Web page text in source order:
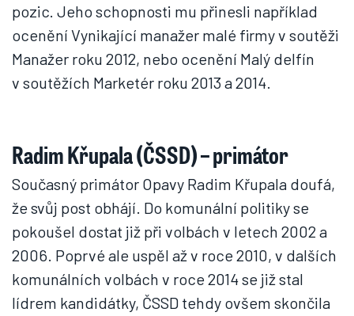
pozic. Jeho schopnosti mu přinesli například
ocenění Vynikající manažer malé firmy v soutěži
Manažer roku 2012, nebo ocenění Malý delfín
v soutěžích Marketér roku 2013 a 2014.
Radim Křupala (ČSSD) – primátor
Současný primátor Opavy Radim Křupala doufá,
že svůj post obhájí. Do komunální politiky se
pokoušel dostat již při volbách v letech 2002 a
2006. Poprvé ale uspěl až v roce 2010, v dalších
komunálních volbách v roce 2014 se již stal
lídrem kandidátky, ČSSD tehdy ovšem skončila